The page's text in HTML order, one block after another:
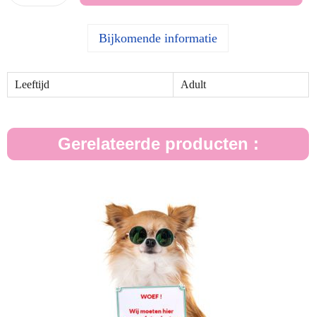
Bijkomende informatie
Leeftijd Adult
Gerelateerde producten :